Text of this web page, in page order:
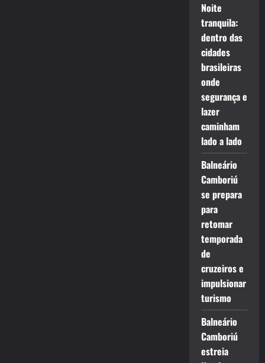
Noite
tranquila:
dentro das
cidades
brasileiras
onde
segurança e
lazer
caminham
lado a lado
Balneário
Camboriú
se prepara
para
retomar
temporada
de
cruzeiros e
impulsionar
turismo
Balneário
Camboriú
estreia